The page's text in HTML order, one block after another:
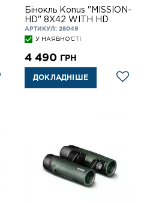
Бінокль Konus "MISSION-
HD" 8X42 WITH HD
АРТИКУЛ: 28049
У НАЯВНОСТІ
4 490 ГРН
ДОКЛАДНІШЕ